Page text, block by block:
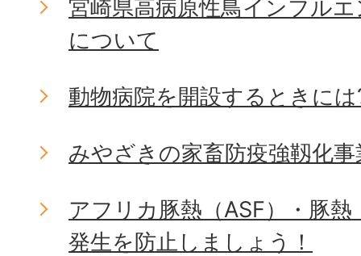
宮崎県高病原性鳥インフル
について
動物病院を開設するときには
みやざきの家畜防疫強靱化事
アフリカ豚熱（ASF）・豚
発生を防止しましょう！